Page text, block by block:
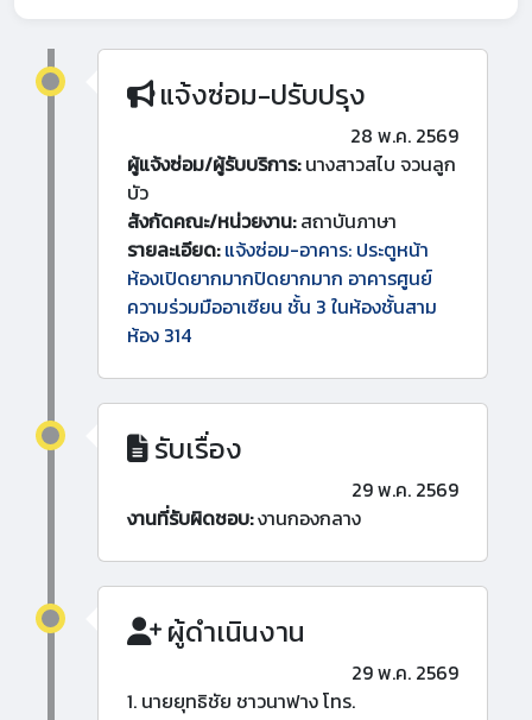
แจ้งซ่อม-ปรับปรุง
28 พ.ค. 2569
ผู้แจ้งซ่อม/ผู้รับบริการ:นางสาวสไบ จวนลูก
บัว
สังกัดคณะ/หน่วยงาน:สถาบันภาษา
รายละเอียด: แจ้งซ่อม-อาคาร: ประตูหน้า
ห้องเปิดยากมากปิดยากมาก อาคารศูนย์
ความร่วมมืออาเซียน ชั้น 3 ในห้องชั้นสาม
ห้อง 314
รับเรื่อง
29 พ.ค. 2569
งานที่รับผิดชอบ:งานกองกลาง
ผู้ดำเนินงาน
29 พ.ค. 2569
1. นายยุทธิชัย ชาวนาฟาง โทร.